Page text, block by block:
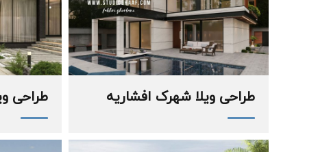
طراحی طراحی ویلا شهرک افشاریه